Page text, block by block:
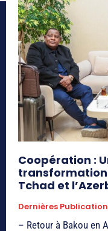
Coopération :
Tchad et
Dernières
– Retour à Bakou en